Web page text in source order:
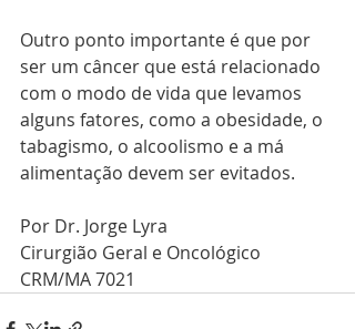
Outro ponto importante é que por
ser um câncer que está relacionado
com o modo de vida que levamos
alguns fatores, como a obesidade, o
tabagismo, o alcoolismo e a má
alimentação devem ser evitados.
Por Dr. Jorge Lyra
Cirurgião Geral e Oncológico
CRM/MA 7021